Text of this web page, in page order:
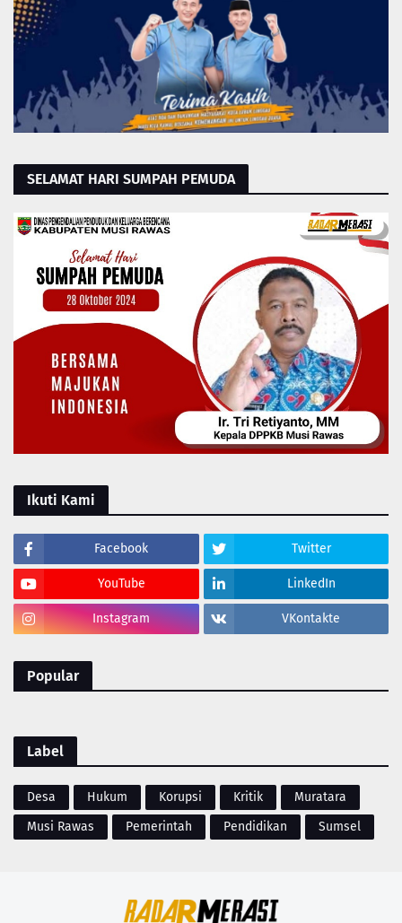
SELAMAT HARI SUMPAH PEMUDA
Ikuti Kami
Facebook Twitter
YouTube LinkedIn
Instagram VKontakte
Popular
Label
Desa Hukum Korupsi Kritik
Muratara
Musi Rawas
Pemerintah Pendidikan Sumsel